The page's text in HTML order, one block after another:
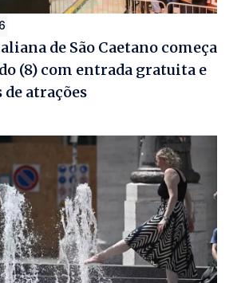
de São Caetano começa
(8) com entrada gratuita e
atrações